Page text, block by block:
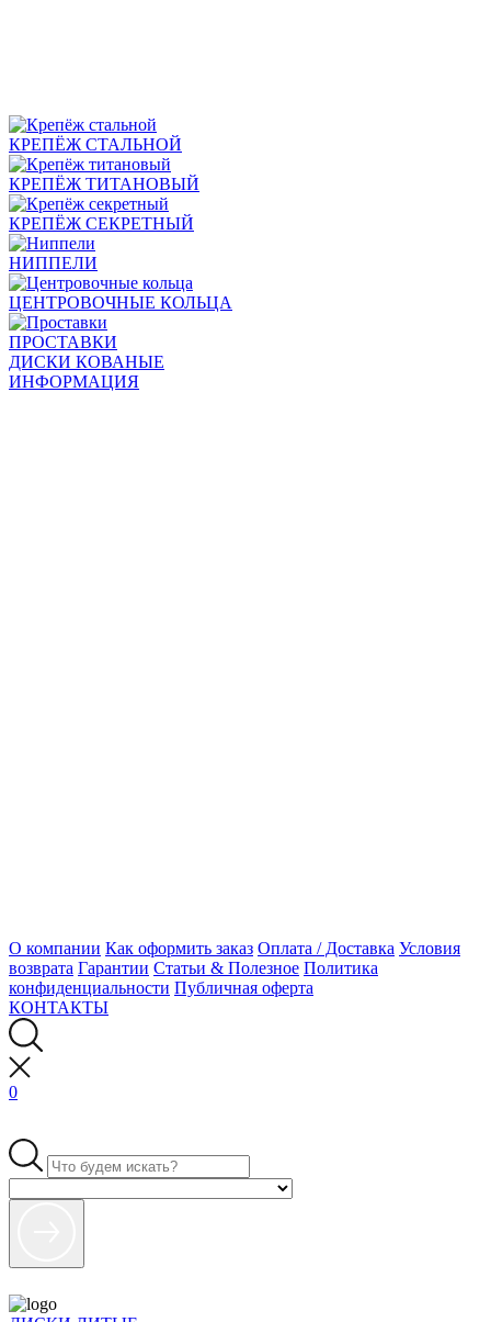
КРЕПЁЖ СТАЛЬНОЙ
КРЕПЁЖ ТИТАНОВЫЙ
КРЕПЁЖ СЕКРЕТНЫЙ
НИППЕЛИ
ЦЕНТРОВОЧНЫЕ КОЛЬЦА
ПРОСТАВКИ
ДИСКИ КОВАНЫЕ
ИНФОРМАЦИЯ
О компании Как оформить заказ Оплата / Доставка Условия
возврата Гарантии Статьи & Полезное Политика
конфиденциальности Публичная оферта
КОНТАКТЫ
0